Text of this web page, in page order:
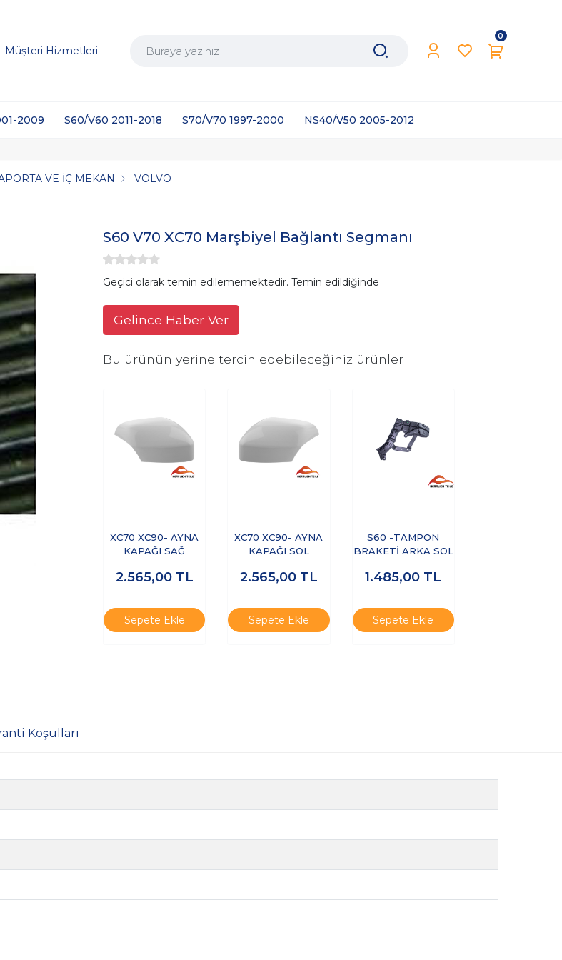
Müşteri Hizmetleri
0
2009 S60/V60 2011-2018 S70/V70 1997-2000 NS40/V50 2005-2012
VE İÇ MEKAN VOLVO
S60 V70 XC70 Marşbiyel Bağlantı Segmanı
Geçici olarak temin edilememektedir. Temin edildiğinde
Gelince Haber Ver
Bu ürünün yerine tercih edebileceğiniz ürünler
XC70 XC90- AYNA
KAPAĞI SAĞ
2.565,00 TL
Sepete Ekle
XC70 XC90- AYNA
KAPAĞI SOL
2.565,00 TL
Sepete Ekle
S60 -TAMPON
BRAKETİ ARKA SOL
1.485,00 TL
Sepete Ekle
Koşulları